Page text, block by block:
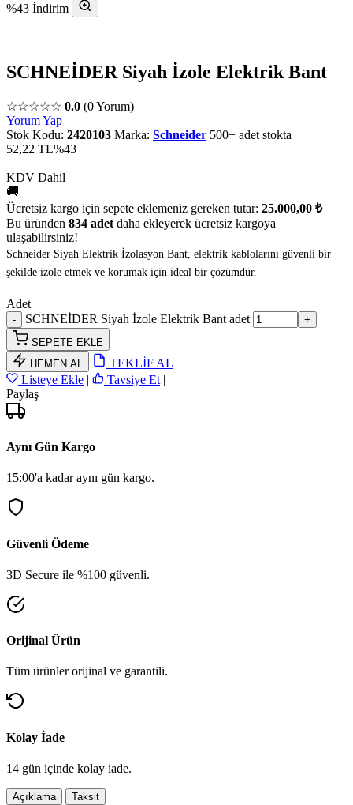
%43 İndirim
SCHNEİDER Siyah İzole Elektrik Bant
☆☆☆☆☆ 0.0 (0 Yorum)
Yorum Yap
Stok Kodu: 2420103 Marka: Schneider 500+ adet stokta
52,22 TL%43
KDV Dahil
🚚
Ücretsiz kargo için sepete eklemeniz gereken tutar: 25.000,00 ₺
Bu üründen 834 adet daha ekleyerek ücretsiz kargoya
ulaşabilirsiniz!
Schneider Siyah Elektrik İzolasyon Bant, elektrik kablolarını güvenli bir
şekilde izole etmek ve korumak için ideal bir çözümdür.
Adet
SCHNEİDER Siyah İzole Elektrik Bant adet
SEPETE EKLE
HEMEN AL
TEKLİF AL
Listeye Ekle | Tavsiye Et |
Paylaş
Aynı Gün Kargo
15:00'a kadar aynı gün kargo.
Güvenli Ödeme
3D Secure ile %100 güvenli.
Orijinal Ürün
Tüm ürünler orijinal ve garantili.
Kolay İade
14 gün içinde kolay iade.
Açıklama Taksit